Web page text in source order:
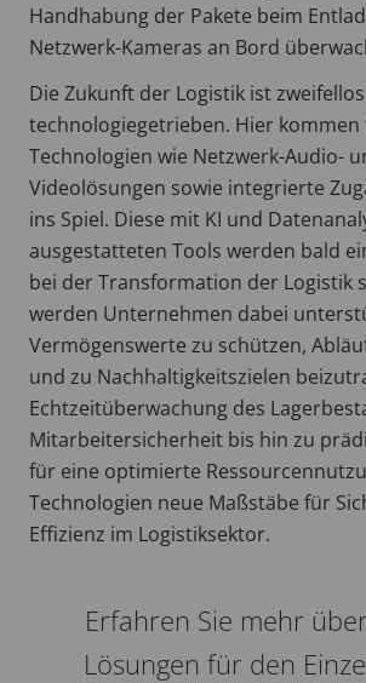
Handhabung der Pakete beim
Netzwerk-Kameras an Bord
Die Zukunft der Logistik ist
technologiegetrieben. Hier
Technologien wie Netzwerk-Audio-
Videolösungen sowie integrierte
ins Spiel. Diese mit KI und
ausgestatteten Tools werden bald
bei der Transformation der Logistik
werden Unternehmen dabei
Vermögenswerte zu schützen,
und zu Nachhaltigkeitszielen
Echtzeitüberwachung des
Mitarbeitersicherheit bis hin zu
für eine optimierte
Technologien neue Maßstäbe für
Effizienz im Logistiksektor.
Erfahren Sie mehr
Lösungen für den